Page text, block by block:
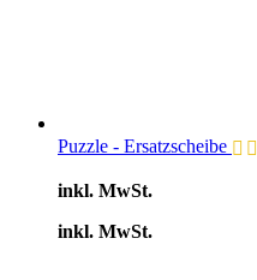
Puzzle - Ersatzscheibe
inkl. MwSt.
inkl. MwSt.